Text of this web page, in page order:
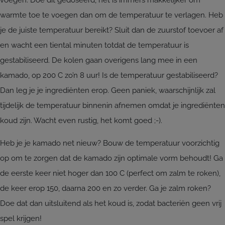
warmte toe te voegen dan om de temperatuur te verlagen. Heb
je de juiste temperatuur bereikt? Sluit dan de zuurstof toevoer af
en wacht een tiental minuten totdat de temperatuur is
gestabiliseerd. De kolen gaan overigens lang mee in een
kamado, op 200 C zo’n 8 uur! Is de temperatuur gestabiliseerd?
Dan leg je je ingrediënten erop. Geen paniek, waarschijnlijk zal
tijdelijk de temperatuur binnenin afnemen omdat je ingrediënten
koud zijn. Wacht even rustig, het komt goed ;-).
Heb je je kamado net nieuw? Bouw de temperatuur voorzichtig
op om te zorgen dat de kamado zijn optimale vorm behoudt! Ga
de eerste keer niet hoger dan 100 C (perfect om zalm te roken),
de keer erop 150, daarna 200 en zo verder. Ga je zalm roken?
Doe dat dan uitsluitend als het koud is, zodat bacteriën geen vrij
spel krijgen!